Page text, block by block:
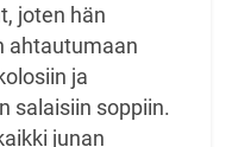
joten hän
ahtautumaan
ja
salaisiin soppiin.
junan